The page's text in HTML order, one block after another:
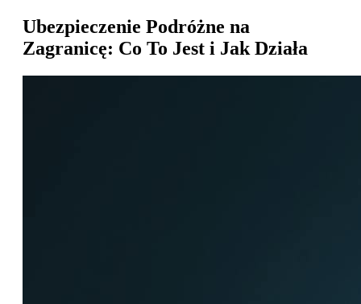
Ubezpieczenie Podróżne na
Zagranicę: Co To Jest i Jak Działa